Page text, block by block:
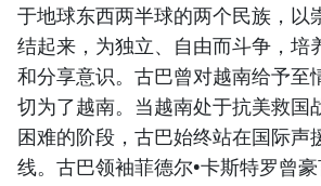
于地球东西两半球的两个民族，以
结起来，为独立、自由而斗争，培
和分享意识。古巴曾对越南给予至
切为了越南。当越南处于抗美救国
困难的阶段，古巴始终站在国际声
线。古巴领袖菲德尔•卡斯特罗曾